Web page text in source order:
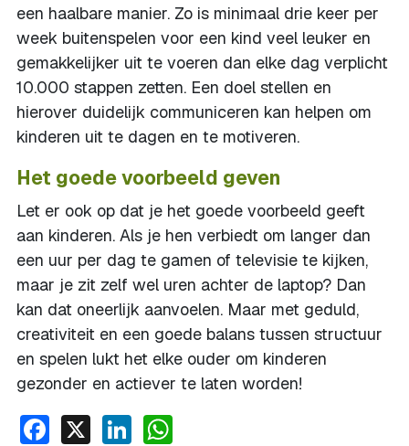
een haalbare manier. Zo is minimaal drie keer per
week buitenspelen voor een kind veel leuker en
gemakkelijker uit te voeren dan elke dag verplicht
10.000 stappen zetten. Een doel stellen en
hierover duidelijk communiceren kan helpen om
kinderen uit te dagen en te motiveren.
Het goede voorbeeld geven
Let er ook op dat je het goede voorbeeld geeft
aan kinderen. Als je hen verbiedt om langer dan
een uur per dag te gamen of televisie te kijken,
maar je zit zelf wel uren achter de laptop? Dan
kan dat oneerlijk aanvoelen. Maar met geduld,
creativiteit en een goede balans tussen structuur
en spelen lukt het elke ouder om kinderen
gezonder en actiever te laten worden!
Facebook
X LinkedIn